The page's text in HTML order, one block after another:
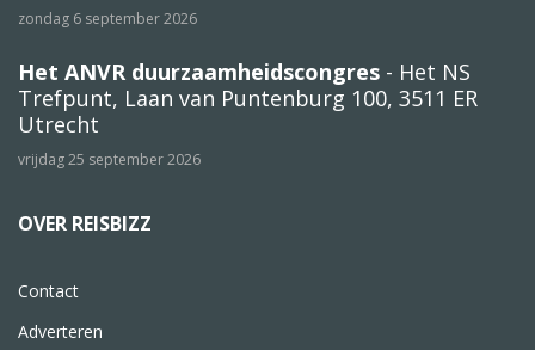
zondag 6 september 2026
Het ANVR duurzaamheidscongres - Het NS
Trefpunt, Laan van Puntenburg 100, 3511 ER
Utrecht
vrijdag 25 september 2026
OVER REISBIZZ
Contact
Adverteren